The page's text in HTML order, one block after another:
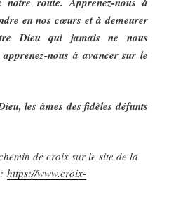
en nos cœurs et à demeurer
Dieu qui jamais ne nous
nous à avancer sur le
les âmes des fidèles défunts
de croix sur le site de la
https://www.croix-